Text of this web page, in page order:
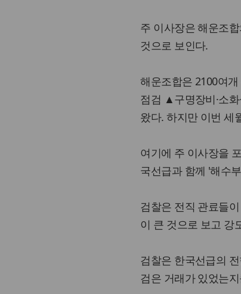
주 이사장은 해운조
것으로 보인다.
해운조합은 2100여
점검 ▲구명장비·소
왔다. 하지만 이번 세
여기에 주 이사장을
국선급과 함께 '해수
검찰은 전직 관료들
이 큰 것으로 보고 강
검찰은 한국선급의
검은 거래가 있었는